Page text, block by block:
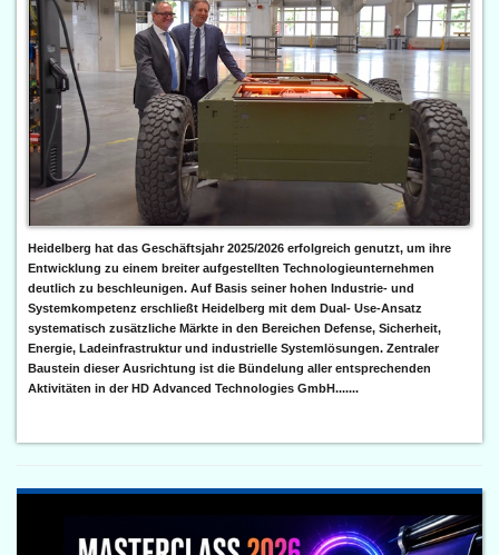
Heidelberg hat das Geschäftsjahr 2025/2026 erfolgreich genutzt, um ihre
Entwicklung zu einem breiter aufgestellten Technologieunternehmen
deutlich zu beschleunigen. Auf Basis seiner hohen Industrie- und
Systemkompetenz erschließt Heidelberg mit dem Dual- Use-Ansatz
systematisch zusätzliche Märkte in den Bereichen Defense, Sicherheit,
Energie, Ladeinfrastruktur und industrielle Systemlösungen. Zentraler
Baustein dieser Ausrichtung ist die Bündelung aller entsprechenden
Aktivitäten in der HD Advanced Technologies GmbH.......